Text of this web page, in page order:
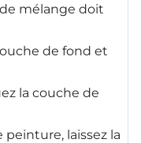
mélange doit
de fond et
la couche de
laissez la